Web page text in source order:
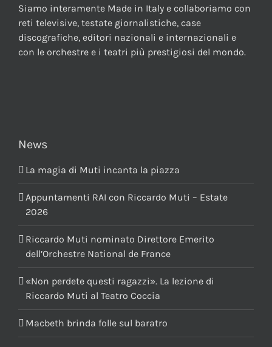
Siamo interamente Made in Italy e collaboriamo con
reti televisive, testate giornalistiche, case
discografiche, editori nazionali e internazionali e
con le orchestre e i teatri più prestigiosi del mondo.
News
La magia di Muti incanta la piazza
Appuntamenti RAI con Riccardo Muti – Estate
2026
Riccardo Muti nominato Direttore Emerito
dell’Orchestre National de France
«Non perdete questi ragazzi». La lezione di
Riccardo Muti al Teatro Coccia
Macbeth brinda folle sul baratro